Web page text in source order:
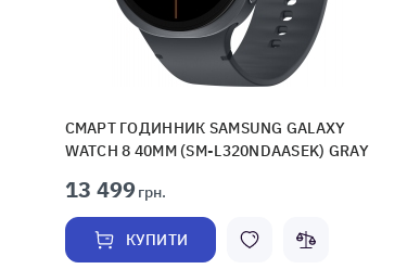
СМАРТ ГОДИННИК SAMSUNG GALAXY
WATCH 8 40MM (SM-L320NDAASEK) GRAY
13 499грн.
КУПИТИ